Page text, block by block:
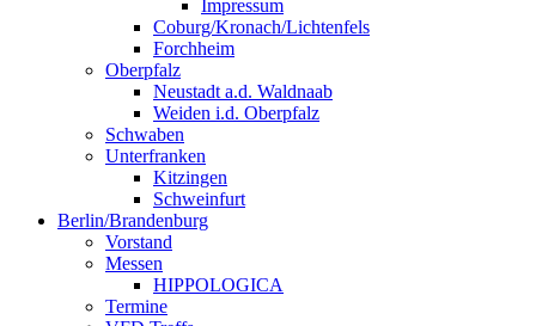
Impressum
Coburg/Kronach/Lichtenfels
Forchheim
Oberpfalz
Neustadt a.d. Waldnaab
Weiden i.d. Oberpfalz
Schwaben
Unterfranken
Kitzingen
Schweinfurt
Berlin/Brandenburg
Vorstand
Messen
HIPPOLOGICA
Termine